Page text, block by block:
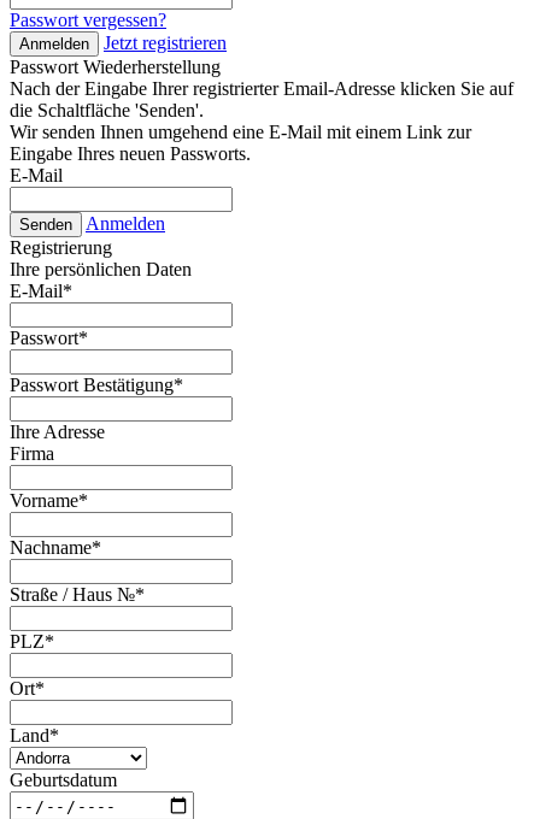
Passwort vergessen?
Anmelden
Jetzt registrieren
Passwort Wiederherstellung
Nach der Eingabe Ihrer registrierter Email-Adresse klicken Sie auf
die Schaltfläche 'Senden'.
Wir senden Ihnen umgehend eine E-Mail mit einem Link zur
Eingabe Ihres neuen Passworts.
E-Mail
Senden
Anmelden
Registrierung
Ihre persönlichen Daten
E-Mail*
Passwort*
Passwort Bestätigung*
Ihre Adresse
Firma
Vorname*
Nachname*
Straße / Haus №*
PLZ*
Ort*
Land*
Geburtsdatum